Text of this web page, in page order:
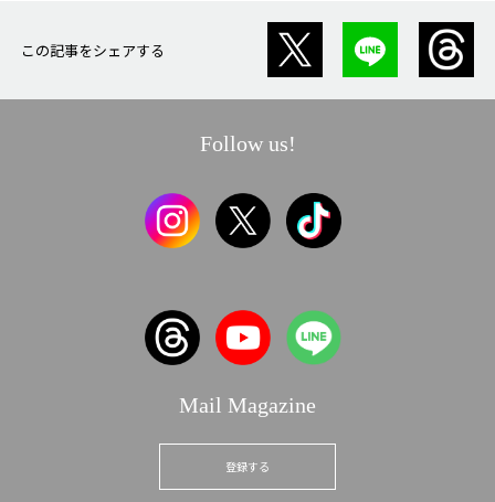
この記事をシェアする
Follow us!
Mail Magazine
登録する